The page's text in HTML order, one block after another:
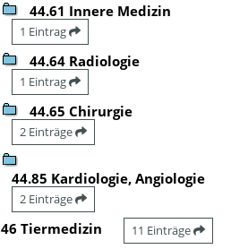
44.61 Innere Medizin
1 Eintrag
44.64 Radiologie
1 Eintrag
44.65 Chirurgie
2 Einträge
44.85 Kardiologie, Angiologie
2 Einträge
46 Tiermedizin 11 Einträge